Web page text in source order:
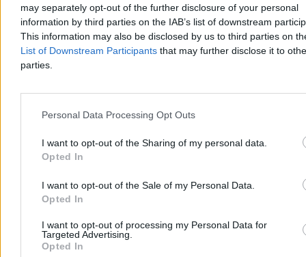
may separately opt-out of the further disclosure of your personal
information by third parties on the IAB’s list of downstream
This information may also be disclosed by us to third parties on
List of Downstream Participants that may further disclose it to
parties.
Personal Data Processing Opt Outs
I want to opt-out of the Sharing of my personal data.
Opted In
I want to opt-out of the Sale of my Personal Data.
Opted In
I want to opt-out of processing my Personal Data for
Targeted Advertising.
Opted In
Tragiczna śmierć 15-latki. Śledczy milczą, rodzice
apelują do świadków
Śmierć 15-letniej Karoliny to dla jej rodziców nadal ogromny